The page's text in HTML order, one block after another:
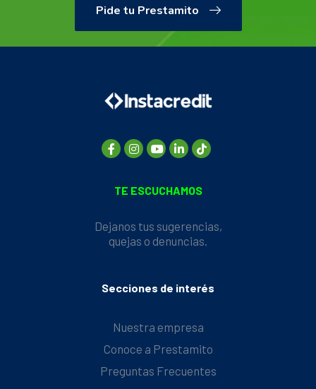
Pide tu Prestamito
TE ESCUCHAMOS
Dejanos tus sugerencias,
quejas o denuncias.
Secciones de interés
Nuestra empresa
Conoce a Prestamito
Preguntas Frecuentes